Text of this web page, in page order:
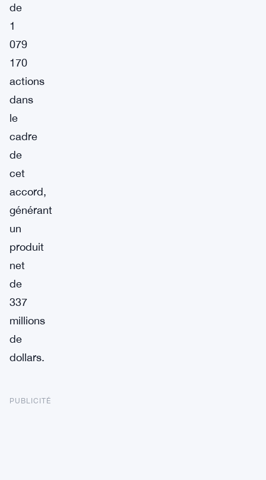
de
1
079
170
actions
dans
le
cadre
de
cet
accord,
générant
un
produit
net
de
337
millions
de
dollars.
PUBLICITÉ